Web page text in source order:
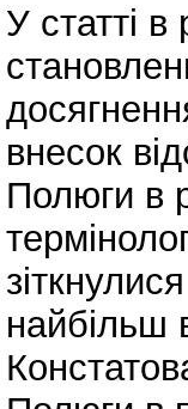
У статті в
внесок
Полюги в
найбільш